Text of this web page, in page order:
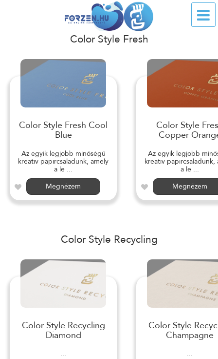
Color Style Fresh
Color Style Fresh Cool
Blue
Az egyik legjobb minőségű
kreatív papírcsaládunk, amely
a le ...
Megnézem
Color Style
Copper
Az egyik legjobb
kreatív papírcsaládunk,
a le ...
Megnézem
Color Style Recycling
Color Style Recycling
Diamond
...
Color Style
Champagne
...